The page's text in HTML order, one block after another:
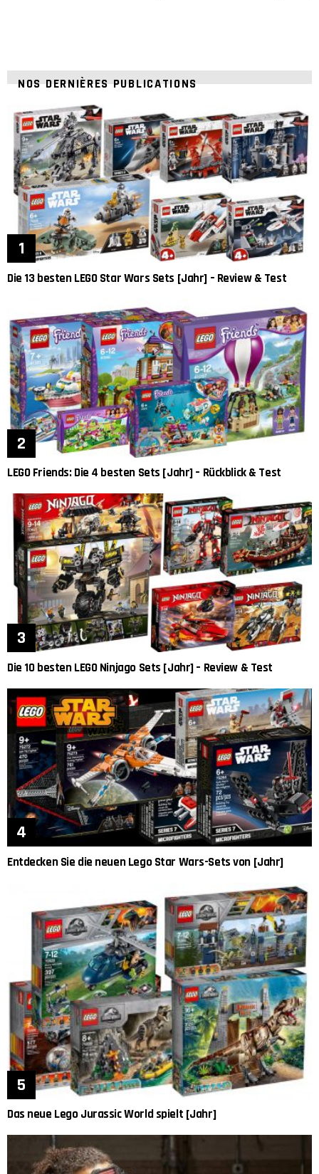
NOS DERNIÈRES PUBLICATIONS
Die 13 besten LEGO Star Wars Sets [Jahr] – Review & Test
LEGO Friends: Die 4 besten Sets [Jahr] – Rückblick & Test
Die 10 besten LEGO Ninjago Sets [Jahr] – Review & Test
Entdecken Sie die neuen Lego Star Wars-Sets von [Jahr]
Das neue Lego Jurassic World spielt [Jahr]